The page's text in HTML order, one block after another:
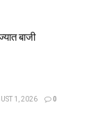
बाजी
1, 2026 0